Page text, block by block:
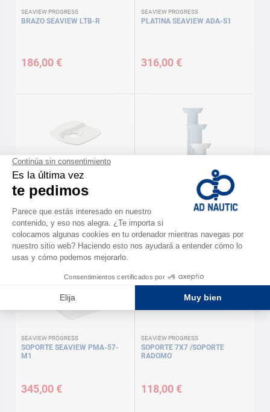
SEAVIEW PROGRESS
BRAZO SEAVIEW LTB-R
186,00 €
SEAVIEW PROGRESS
PLATINA SEAVIEW ADA-S1
316,00 €
SEAVIEW PROGRESS
PLATINA SEAVIEW ADA-R1
239,00 €
SOPORTE SEAVIEW AM5-M1
449,00 €
SEAVIEW PROGRESS
SOPORTE SEAVIEW PMA-57-
M1
345,00 €
SEAVIEW PROGRESS
SOPORTE 7X7 /SOPORTE
RADOMO
118,00 €